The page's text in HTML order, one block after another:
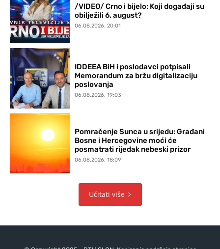
/VIDEO/ Crno i bijelo: Koji događaji su
obilježili 6. august?
06.08.2026. 20:01
IDDEEA BiH i poslodavci potpisali
Memorandum za bržu digitalizaciju
poslovanja
06.08.2026. 19:03
Pomračenje Sunca u srijedu: Građani
Bosne i Hercegovine moći će
posmatrati rijedak nebeski prizor
06.08.2026. 18:09
Učitati više